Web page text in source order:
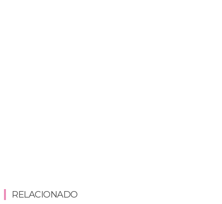
RELACIONADO